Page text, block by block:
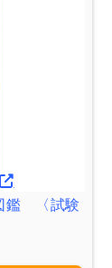
鑑 〈試験